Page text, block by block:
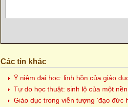
Các tin khác
Ý niệm đại học: linh hồn của giáo
Tự do học thuật: sinh lộ của một
Giáo dục trong viễn tượng ‘đạo đức